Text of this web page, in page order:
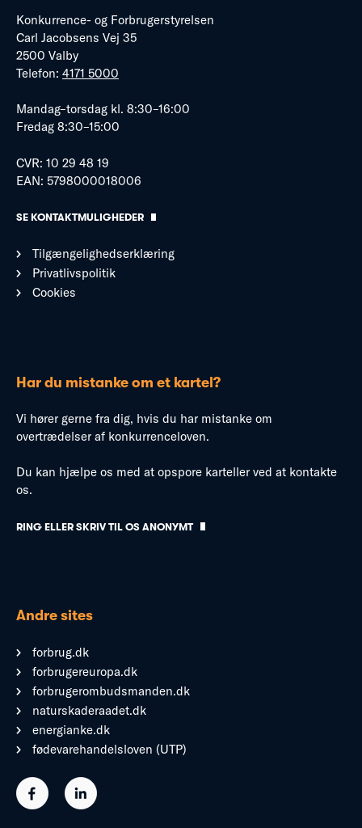
Konkurrence- og Forbrugerstyrelsen
Carl Jacobsens Vej 35
2500 Valby
Telefon: 4171 5000
Mandag–torsdag kl. 8:30–16:00
Fredag 8:30–15:00
CVR: 10 29 48 19
EAN: 5798000018006
SE KONTAKTMULIGHEDER
Tilgængelighedserklæring
Privatlivspolitik
Cookies
Har du mistanke om et kartel?
Vi hører gerne fra dig, hvis du har mistanke om
overtrædelser af konkurrenceloven.
Du kan hjælpe os med at opspore karteller ved at kontakte
os.
RING ELLER SKRIV TIL OS ANONYMT
Andre sites
forbrug.dk
forbrugereuropa.dk
forbrugerombudsmanden.dk
naturskaderaadet.dk
energianke.dk
fødevarehandelsloven (UTP)